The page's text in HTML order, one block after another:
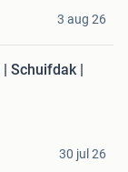
3 aug 26
Schuifdak |
30 jul 26